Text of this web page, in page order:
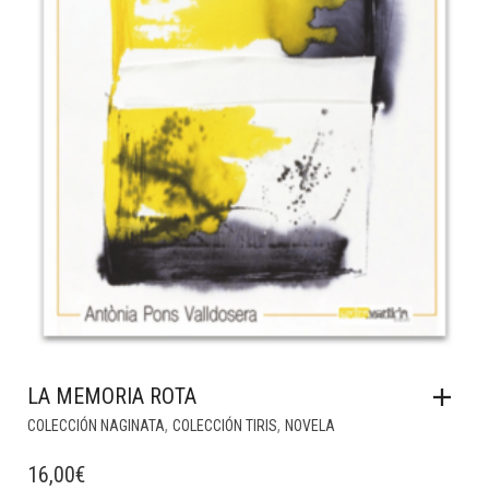
LA MEMORIA ROTA
COLECCIÓN NAGINATA, COLECCIÓN TIRIS, NOVELA
16,00€